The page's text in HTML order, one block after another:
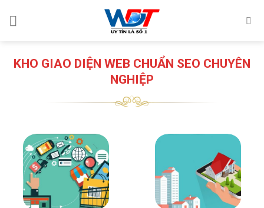
KHO GIAO DIỆN WEB CHUẨN SEO CHUYÊN
NGHIỆP